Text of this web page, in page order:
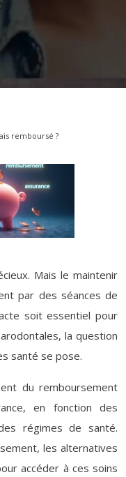
remboursé ?
Mais le maintenir
par des séances de
soit essentiel pour
la question
santé se pose.
du remboursement
en fonction des
régimes de santé.
les alternatives
accéder à ces soins